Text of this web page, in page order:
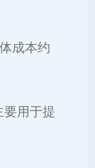
成本约
要用于提